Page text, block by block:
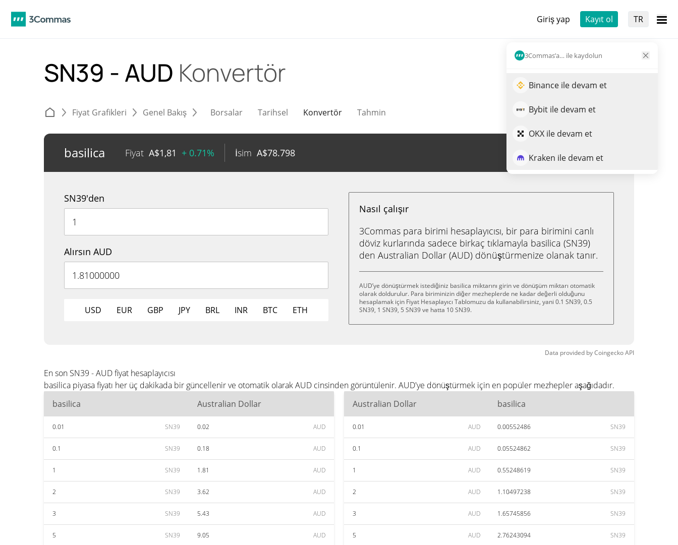
Giriş yap Kayıt ol TR
3Commas’a… ile kaydolun
Binance ile devam et
Bybit ile devam et
OKX ile devam et
Kraken ile devam et
SN39 - AUD Konvertör
Fiyat Grafikleri Genel Bakış Borsalar Tarihsel Konvertör Tahmin
basilica Fiyat A$1,81 + 0.71% İsim A$78.798 SN39 Al-Sat
SN39'den
Alırsın AUD
USD EUR GBP JPY BRL INR BTC ETH
Nasıl çalışır
3Commas para birimi hesaplayıcısı, bir para birimini canlı
döviz kurlarında sadece birkaç tıklamayla basilica (SN39)
den Australian Dollar (AUD) dönüştürmenize olanak tanır.
AUD’ye dönüştürmek istediğiniz basilica miktarını girin ve dönüşüm miktarı otomatik
olarak doldurulur. Para biriminizin diğer mezheplerde ne kadar değerli olduğunu
hesaplamak için Fiyat Hesaplayıcı Tablomuzu da kullanabilirsiniz, yani 0.1 SN39, 0.5
SN39, 1 SN39, 5 SN39 ve hatta 10 SN39.
Data provided byCoingeckoAPI
En son SN39 - AUD fiyat hesaplayıcısı
basilica piyasa fiyatı her üç dakikada bir güncellenir ve otomatik olarak AUD cinsinden görüntülenir. AUD'ye dönüştürmek için en popüler mezhepler aşağıdadır.
basilica
Australian Dollar
0.01 SN39 0.02 AUD
0.1 SN39 0.18 AUD
1 SN39 1.81 AUD
2 SN39 3.62 AUD
3 SN39 5.43 AUD
5 SN39 9.05 AUD
Australian Dollar basilica
0.01 AUD 0.00552486 SN39
0.1 AUD 0.05524862 SN39
1 AUD 0.55248619 SN39
2 AUD 1.10497238 SN39
3 AUD 1.65745856 SN39
5 AUD 2.76243094 SN39